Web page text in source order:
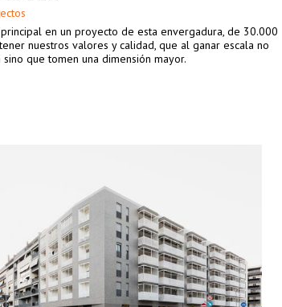
en un proyecto de esta envergadura, de 30.000
nuestros valores y calidad, que al ganar escala no
que tomen una dimensión mayor.